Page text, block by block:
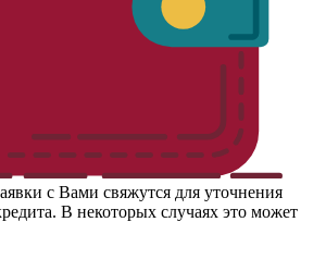
с Вами свяжутся для уточнения
В некоторых случаях это может